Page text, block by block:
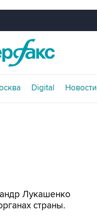
Digital Новости
Лукашенко
страны.